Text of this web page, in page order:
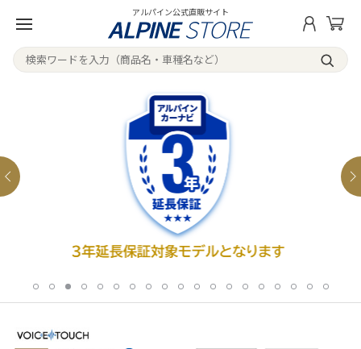
アルパイン公式直販サイト